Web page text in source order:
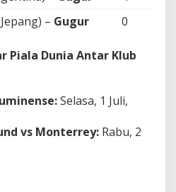
– Gugur 0
Piala Dunia Antar Klub
Selasa, 1 Juli,
vs Monterrey: Rabu, 2